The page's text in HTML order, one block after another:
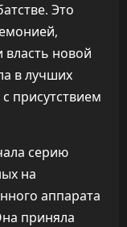
Это
власть новой
в лучших
присутствием
серию
на
аппарата
приняла